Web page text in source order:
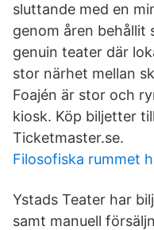
sluttande med en
genom åren behållit
genuin teater där
stor närhet mellan
Foajén är stor och
kiosk. Köp biljetter
Ticketmaster.se.
Filosofiska rummet
Ystads Teater har
samt manuell